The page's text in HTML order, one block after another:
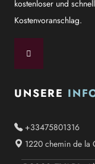
kostenloser und
Kostenvoranschlag.
UNSERE
+33475801316
1220 chemin de la